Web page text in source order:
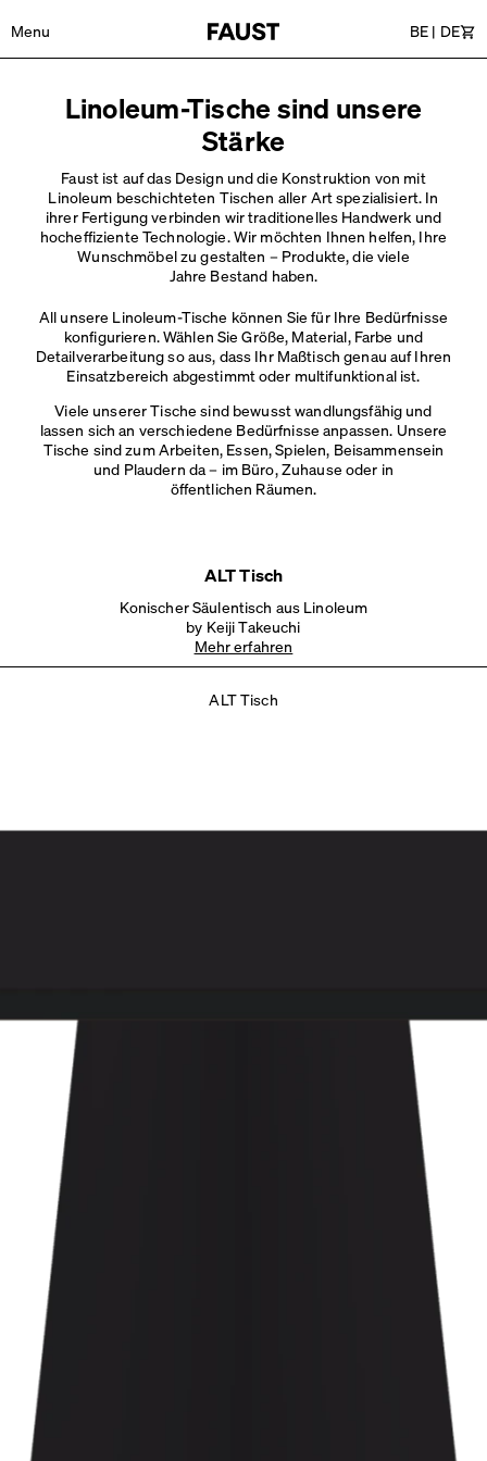
Menu BE | DE
Linoleum-Tische sind unsere
Stärke
Faust ist auf das Design und die Konstruktion von mit
Linoleum beschichteten Tischen aller Art spezialisiert. In
ihrer Fertigung verbinden wir traditionelles Handwerk und
hocheffiziente Technologie. Wir möchten Ihnen helfen, Ihre
Wunschmöbel zu gestalten – Produkte, die viele
Jahre Bestand haben.
All unsere Linoleum-Tische können Sie für Ihre Bedürfnisse
konfigurieren. Wählen Sie Größe, Material, Farbe und
Detailverarbeitung so aus, dass Ihr Maßtisch genau auf Ihren
Einsatzbereich abgestimmt oder multifunktional ist.
Viele unserer Tische sind bewusst wandlungsfähig und
lassen sich an verschiedene Bedürfnisse anpassen. Unsere
Tische sind zum Arbeiten, Essen, Spielen, Beisammensein
und Plaudern da – im Büro, Zuhause oder in
öffentlichen Räumen.
ALT Tisch
Konischer Säulentisch aus Linoleum
by Keiji Takeuchi
Mehr erfahren
ALT Tisch